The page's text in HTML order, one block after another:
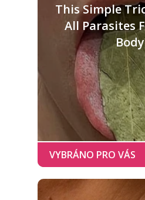
This Simple
All Parasites